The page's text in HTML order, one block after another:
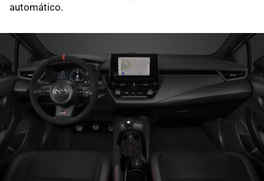
automático.